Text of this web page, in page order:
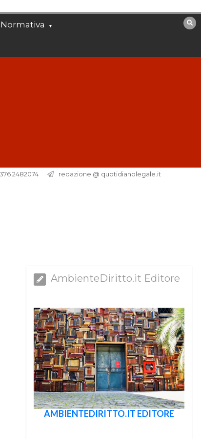
Normativa
2482074 redazione @ quotidianolegale.it
AmbienteDiritto.it Editore
AMBIENTEDIRITTO.IT EDITORE